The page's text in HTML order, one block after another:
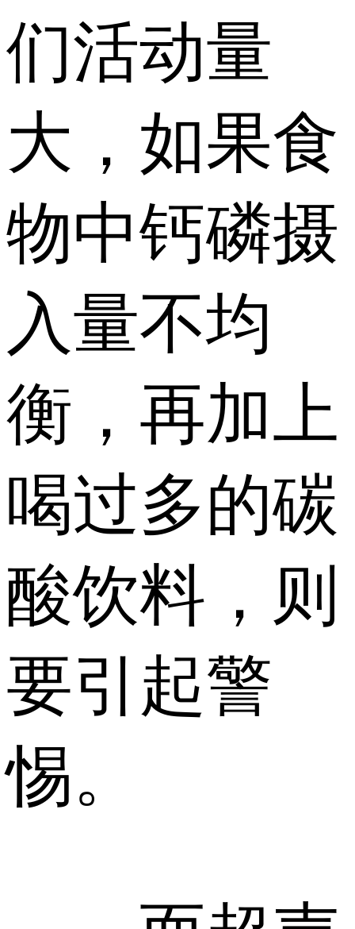
们活动量
大，如果食
物中钙磷摄
入量不均
衡，再加上
喝过多的碳
酸饮料，则
要引起警
惕。